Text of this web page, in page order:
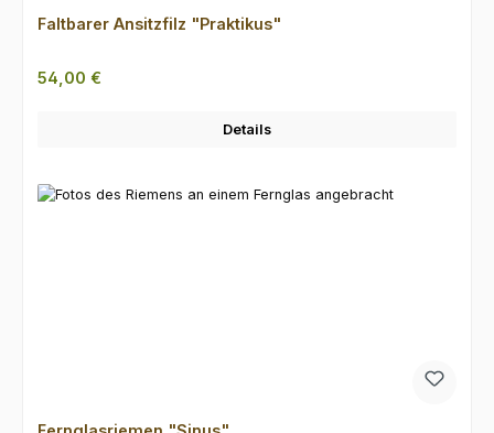
Faltbarer Ansitzfilz "Praktikus"
Regulärer Preis:
54,00 €
Details